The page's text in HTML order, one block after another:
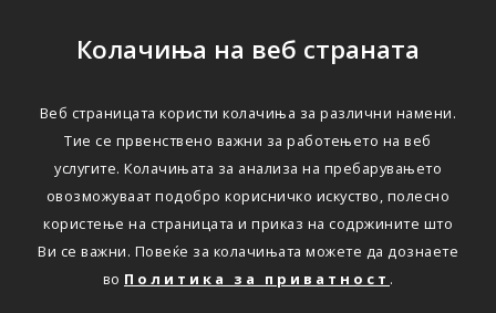
Колачиња на веб страната
Веб страницата користи колачиња за различни намени.
Тие се првенствено важни за работењето на веб
услугите. Колачињата за анализа на пребарувањето
овозможуваат подобро корисничко искуство, полесно
користење на страницата и приказ на содржините што
Ви се важни. Повеќе за колачињата можете да дознаете
во Политика за приватност .